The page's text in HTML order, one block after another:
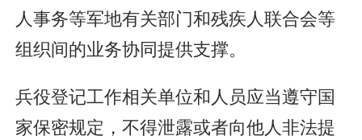
人事务等军地有关部门和残疾人联合会等
组织间的业务协同提供支撑。
兵役登记工作相关单位和人员应当遵守国
家保密规定，不得泄露或者向他人非法提